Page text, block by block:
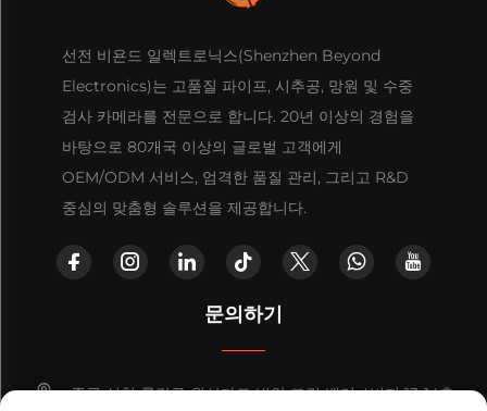
선전 비욘드 일렉트로닉스(Shenzhen Beyond
Electronics)는 고품질 파이프, 시추공, 망원 및 수중
검사 카메라를 전문으로 합니다. 20년 이상의 경험을
바탕으로 80개국 이상의 글로벌 고객에게
OEM/ODM 서비스, 엄격한 품질 관리, 그리고 R&D
중심의 맞춤형 솔루션을 제공합니다.
문의하기
중국 심천 룽강구 원산가도 방얀 그린 밸리 4번지 13-14층